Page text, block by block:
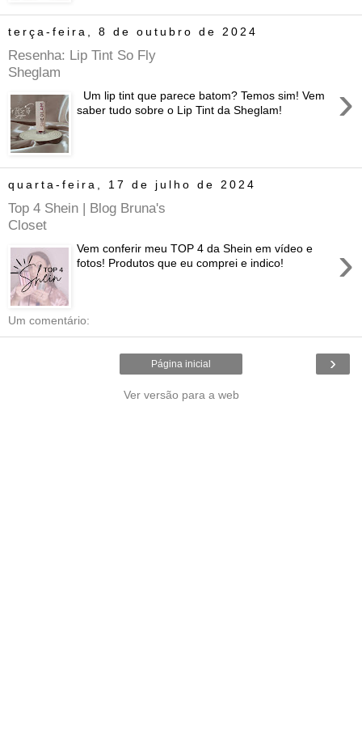
terça-feira, 8 de outubro de 2024
Resenha: Lip Tint So Fly
Sheglam
›
Um lip tint que parece batom? Temos sim! Vem
saber tudo sobre o Lip Tint da Sheglam!
quarta-feira, 17 de julho de 2024
Top 4 Shein | Blog Bruna's
Closet
›
Vem conferir meu TOP 4 da Shein em vídeo e
fotos! Produtos que eu comprei e indico!
Um comentário:
›
Página inicial
Ver versão para a web